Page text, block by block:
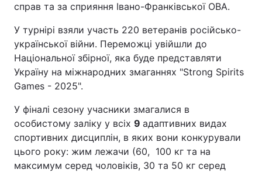
справ та за сприяння Івано-Франківської ОВА.
У турнірі взяли участь 220 ветеранів російсько-
української війни. Переможці увійшли до
Національної збірної, яка буде представляти
Україну на міжнародних змаганнях "Strong Spirits
Games - 2025".
У фіналі сезону учасники змагалися в
особистому заліку у всіх 9 адаптивних видах
спортивних дисциплін, в яких вони конкурували
цього року: жим лежачи (60, 100 кг та на
максимум серед чоловіків, 30 та 50 кг серед